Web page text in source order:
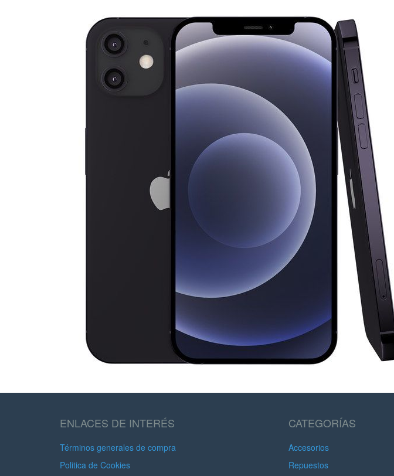
ENLACES DE INTERÉS
Términos generales de compra
Politica de Cookies
CATEGORÍAS
Accesorios
Repuestos